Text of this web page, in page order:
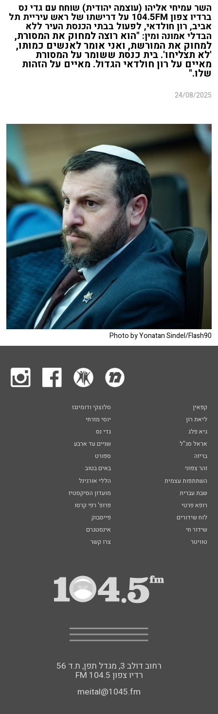
השר עמיחי אליהו (עוצמה יהודית) שוחח עם גדי נס
ברדיו צפון 104.5FM על דרישתו של ראש עיריית תל
אביב, רון חולדאי, לפעול בבתי הכנסת העיר ללא
הבדלי אמונה ומין: "הוא רוצה למחוק את המסורת,
למחוק את המורשת, ואני אומר לאנשים כמותו,
'לא תצליחו'.בית כנסת ששומר על המסורת
מאיים על רון חולדאי הגדול. מאיים על הזהות
שלו."
24/08/2025
Photo by Yonatan Sindel/Flash90
קפאין
סלוצקי ודומינגז
ליאת רון
יוסי מזרחי
גיא פלג
גדי נס
אראל סג"ל
שניים עד ארבע
בריזה
ספורט
זהר צפוני
באים בטוב
השתתפות עצמית
הללי אורגינל
שבת עברית
מועדון הסיקסטיז
רופא פרטי
פרופ' רפי קרסו
לוח שידורים
פייסבוק
שידור חי
אינסטגרם
טוויטר
צרו קשר
רחוב דולב 3, מגדל תפן, ת.ד 56
FM רדיו צפון 104.5
meital@1045.fm